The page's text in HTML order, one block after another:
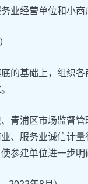
业经营单位和小商
的基础上，组织
青浦区市场监督
、服务业诚信计
参建单位进一步